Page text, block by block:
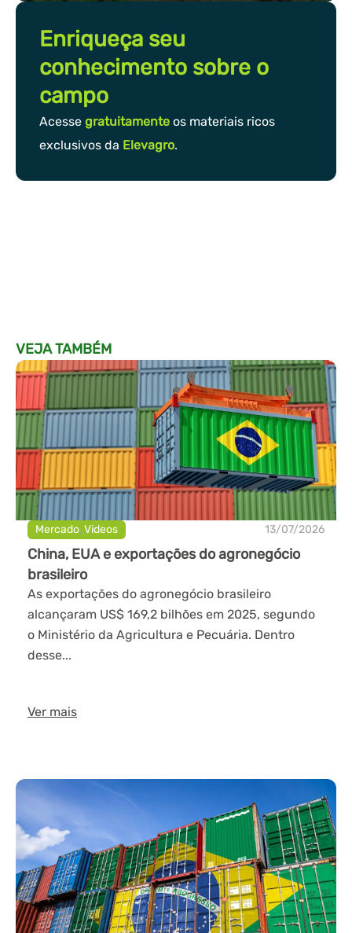
Enriqueça seu
conhecimento sobre o
campo
Acesse gratuitamente os materiais ricos
exclusivos da Elevagro.
VEJA TAMBÉM
Mercado,Videos 13/07/2026
China, EUA e exportações do agronegócio
brasileiro
As exportações do agronegócio brasileiro
alcançaram US$ 169,2 bilhões em 2025, segundo
o Ministério da Agricultura e Pecuária. Dentro
desse...
Ver mais